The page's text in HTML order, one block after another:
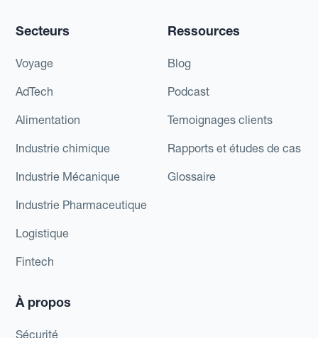
Secteurs
Voyage
AdTech
Alimentation
Industrie chimique
Industrie Mécanique
Industrie Pharmaceutique
Logistique
Fintech
Ressources
Blog
Podcast
Temoignages clients
Rapports et études de cas
Glossaire
À propos
Sécurité